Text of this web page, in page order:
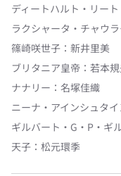
ディートハルト・リート
ラクシャータ・チャウ
篠崎咲世子 ： 新井里美
ブリタニア皇帝 ： 若本
ナナリー ： 名塚佳織
ニーナ・アインシュタ
ギルバート・G・P・ギ
天子 ： 松元環季